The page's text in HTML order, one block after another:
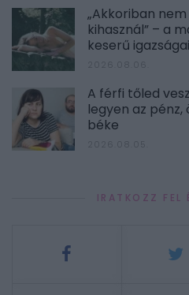
„Akkoriban
kihasznál” – a
keserű igazságai
A férfi tőled
legyen az
béke
IRATKOZZ FEL